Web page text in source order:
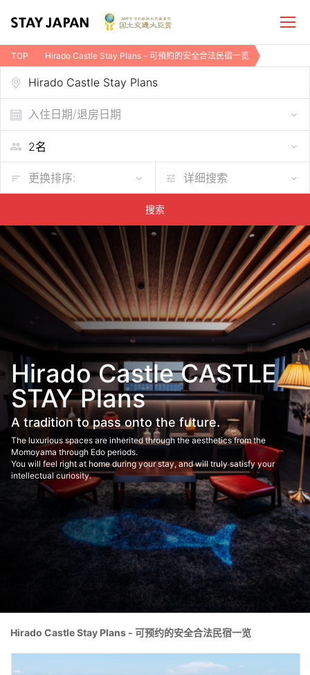
TOP Hirado Castle Stay Plans - 可預約的安全合法民宿一览
入住日期/退房日期
更换排序: 详细搜索
搜索
Hirado Castle CASTLE
STAY Plans
A tradition to pass onto the future.
The luxurious spaces are inherited through the aesthetics from the
Momoyama through Edo periods.
You will feel right at home during your stay, and will truly satisfy your
intellectual curiosity.
Hirado Castle Stay Plans - 可预约的安全合法民宿一览